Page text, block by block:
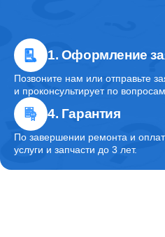
1. Оформление
Позвоните нам или отправьте
и проконсультирует по
4. Гарантия
По завершении ремонта и
услуги и запчасти до 3 лет.